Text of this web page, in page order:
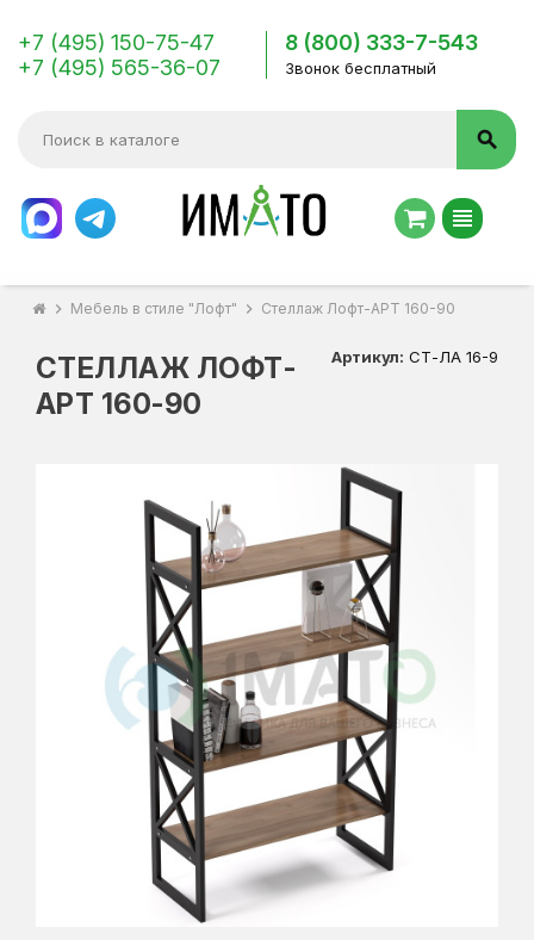
+7 (495) 150-75-47
+7 (495) 565-36-07
8 (800) 333-7-543
Звонок бесплатный
search
view_headline
chevron_right Мебель в стиле "Лофт" chevron_right Стеллаж Лофт-АРТ 160-90
СТЕЛЛАЖ ЛОФТ-
АРТ 160-90
Артикул: СТ-ЛА 16-9